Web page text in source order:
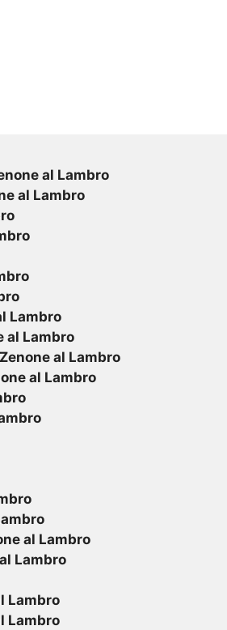
al Lambro
al Lambro
Lambro
al Lambro
al Lambro
al Lambro
al Lambro
Lambro
Lambro
Lambro